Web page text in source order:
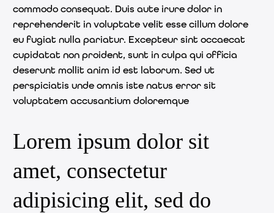
commodo consequat. Duis aute irure dolor in
reprehenderit in voluptate velit esse cillum dolore
eu fugiat nulla pariatur. Excepteur sint occaecat
cupidatat non proident, sunt in culpa qui officia
deserunt mollit anim id est laborum. Sed ut
perspiciatis unde omnis iste natus error sit
voluptatem accusantium doloremque
Lorem ipsum dolor sit
amet, consectetur
adipisicing elit, sed do